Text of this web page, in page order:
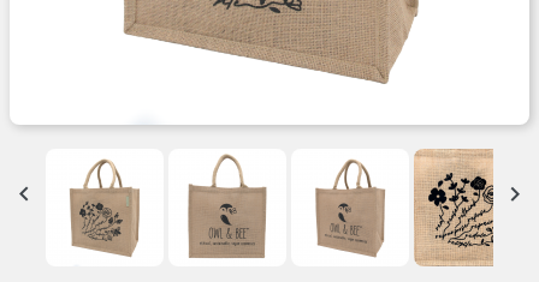
 